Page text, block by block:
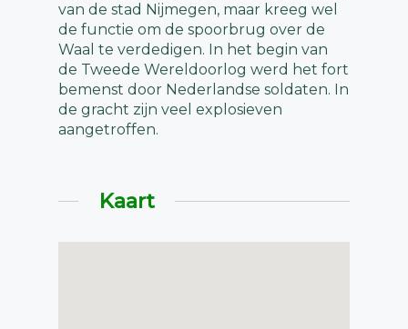
van de stad Nijmegen, maar kreeg wel
de functie om de spoorbrug over de
Waal te verdedigen. In het begin van
de Tweede Wereldoorlog werd het fort
bemenst door Nederlandse soldaten. In
de gracht zijn veel explosieven
aangetroffen.
Kaart